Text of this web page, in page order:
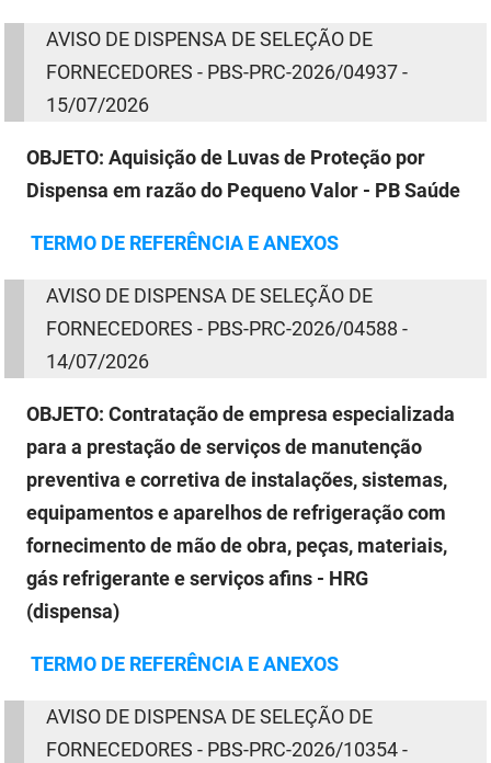
AVISO DE DISPENSA DESELEÇÃO DE
FORNECEDORES - PBS-PRC-2026/04937 -
15/07/2026
OBJETO: Aquisição de Luvas de Proteção por
Dispensa em razão do Pequeno Valor - PB Saúde
TERMO DE REFERÊNCIA E ANEXOS
AVISO DE DISPENSA DESELEÇÃO DE
FORNECEDORES - PBS-PRC-2026/04588 -
14/07/2026
OBJETO: Contratação de empresa especializada
para a prestação de serviços de manutenção
preventiva e corretiva de instalações, sistemas,
equipamentos e aparelhos de refrigeração com
fornecimento de mão de obra, peças, materiais,
gás refrigerante e serviços afins - HRG
(dispensa)
TERMO DE REFERÊNCIA E ANEXOS
AVISO DE DISPENSA DESELEÇÃO DE
FORNECEDORES - PBS-PRC-2026/10354 -